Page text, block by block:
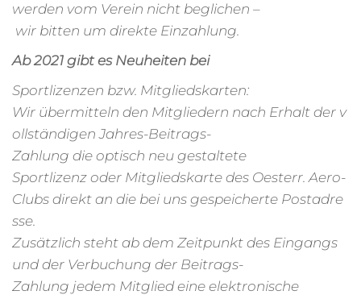
werden vom Verein nicht beglichen –
wir bitten um direkte Einzahlung.
Ab 2021 gibt es Neuheiten bei
Sportlizenzen bzw. Mitgliedskarten:
Wir übermitteln den Mitgliedern nach Erhalt der v
ollständigen Jahres-Beitrags-
Zahlung die optisch neu gestaltete
Sportlizenz oder Mitgliedskarte des Oesterr. Aero-
Clubs direkt an die bei uns gespeicherte Postadre
sse.
Zusätzlich steht ab dem Zeitpunkt des Eingangs
und der Verbuchung der Beitrags-
Zahlung jedem Mitglied eine elektronische